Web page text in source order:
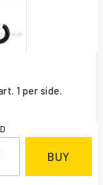
1 per side.
BUY